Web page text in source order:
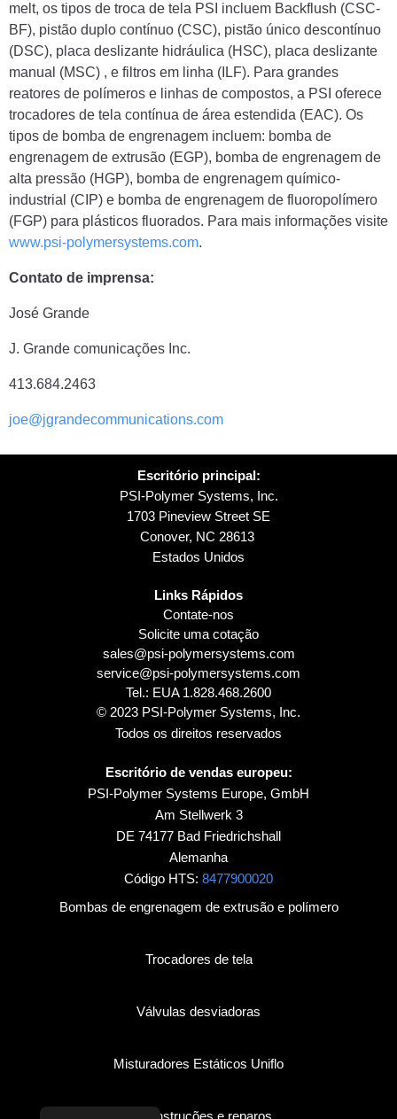
melt, os tipos de troca de tela PSI incluem Backflush (CSC-
BF), pistão duplo contínuo (CSC), pistão único descontínuo
(DSC), placa deslizante hidráulica (HSC), placa deslizante
manual (MSC) , e filtros em linha (ILF). Para grandes
reatores de polímeros e linhas de compostos, a PSI oferece
trocadores de tela contínua de área estendida (EAC). Os
tipos de bomba de engrenagem incluem: bomba de
engrenagem de extrusão (EGP), bomba de engrenagem de
alta pressão (HGP), bomba de engrenagem químico-
industrial (CIP) e bomba de engrenagem de fluoropolímero
(FGP) para plásticos fluorados. Para mais informações visite
www.psi-polymersystems.com.
Contato de imprensa:
José Grande
J. Grande comunicações Inc.
413.684.2463
joe@jgrandecommunications.com
Escritório principal:
PSI-Polymer Systems, Inc.
1703 Pineview Street SE
Conover, NC 28613
Estados Unidos
Links Rápidos
Contate-nos
Solicite uma cotação
sales@psi-polymersystems.com
service@psi-polymersystems.com
Tel.: EUA 1.828.468.2600
© 2023 PSI-Polymer Systems, Inc.
Todos os direitos reservados
Escritório de vendas europeu:
PSI-Polymer Systems Europe, GmbH
Am Stellwerk 3
DE 74177 Bad Friedrichshall
Alemanha
Código HTS: 8477900020
Bombas de engrenagem de extrusão e polímero
Trocadores de tela
Válvulas desviadoras
Misturadores Estáticos Uniflo
Reconstruções e reparos